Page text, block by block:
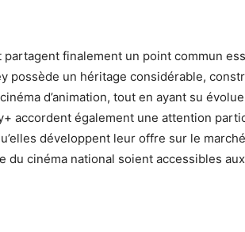
partagent finalement un point commun
possède un héritage considérable,
d’animation, tout en ayant su
accordent également une attention
développent leur offre sur le
cinéma national soient accessibles